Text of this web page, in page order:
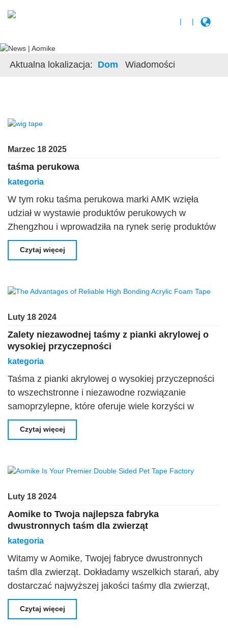
| |
Aktualna lokalizacja: Dom Wiadomości
Marzec 18 2025
taśma perukowa
kategoria
W tym roku taśma perukowa marki AMK wzięła
udział w wystawie produktów perukowych w
Zhengzhou i wprowadziła na rynek serię produktów
samoprzylepnych do peruk, zdobywając miłość i
uwagę klientów. Marka AMK od dawna koncentruje
Czytaj więcej
Luty 18 2024
Zalety niezawodnej taśmy z pianki akrylowej o
wysokiej przyczepności
kategoria
Taśma z pianki akrylowej o wysokiej przyczepności
to wszechstronne i niezawodne rozwiązanie
samoprzylepne, które oferuje wiele korzyści w
różnych branżach. Silna przyczepność: Jedna z
głównych zalet akrylu o wysokiej przyczepności
Czytaj więcej
Luty 18 2024
Aomike to Twoja najlepsza fabryka
dwustronnych taśm dla zwierząt
kategoria
Witamy w Aomike, Twojej fabryce dwustronnych
taśm dla zwierząt. Dokładamy wszelkich starań, aby
dostarczać najwyższej jakości taśmy dla zwierząt,
które spełnią wszystkie Twoje potrzeby związane z
klejeniem. Dzięki naszej najnowocześniejszej
Czytaj więcej